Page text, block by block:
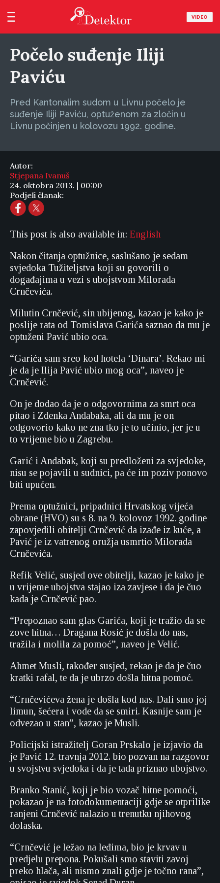
VIDEO
Počelo suđenje Iliji
Paviću
Pred Kantonalim sudom u Livnu počelo je
suđenje Iliji Paviću, optuženom za zločin u
Livnu počinjen u kolovozu 1992. godine.
Autor:
Stjepana Ivanuš
24. oktobra 2013. | 00:00
Podjeli članak:
This post is also available in: English
Nakon čitanja optužnice, saslušano je sedam
svjedoka Tužiteljstva koji su govorili o
događajima u vezi s ubojstvom Milorada
Crnčevića.
Milutin Crnčević, sin ubijenog, kazao je kako je
poslije rata od Tomislava Garića saznao da mu je
optuženi Pavić ubio oca.
“Garića sam sreo kod hotela ‘Dinara’. Rekao mi
je da je Ilija Pavić ubio mog oca”, naveo je
Crnčević.
On je dodao da je o odgovornima za smrt oca
pitao i Zdenka Andabaka, ali da mu je on
odgovorio kako ne zna tko je to učinio, jer je u
to vrijeme bio u Zagrebu.
Garić i Andabak, koji su predloženi za svjedoke,
nisu se pojavili u sudnici, pa će im poziv ponovo
biti upućen.
Prema optužnici, pripadnici Hrvatskog vijeća
obrane (HVO) su s 8. na 9. kolovoz 1992. godine
zapovjedili obitelji Crnčević da izađe iz kuće, a
Pavić je iz vatrenog oružja usmrtio Milorada
Crnčevića.
Refik Velić, susjed ove obitelji, kazao je kako je
u vrijeme ubojstva stajao iza zavjese i da je čuo
kada je Crnčević pao.
“Prepoznao sam glas Garića, koji je tražio da se
zove hitna… Dragana Rosić je došla do nas,
tražila i molila za pomoć”, naveo je Velić.
Ahmet Musli, također susjed, rekao je da je čuo
kratki rafal, te da je ubrzo došla hitna pomoć.
“Crnčevićeva žena je došla kod nas. Dali smo joj
limun, šećera i vode da se smiri. Kasnije sam je
odvezao u stan”, kazao je Musli.
Policijski istražitelj Goran Prskalo je izjavio da
je Pavić 12. travnja 2012. bio pozvan na razgovor
u svojstvu svjedoka i da je tada priznao ubojstvo.
Branko Stanić, koji je bio vozač hitne pomoći,
pokazao je na fotodokumentaciji gdje se otprilike
ranjeni Crnčević nalazio u trenutku njihovog
dolaska.
“Crnčević je ležao na leđima, bio je krvav u
predjelu prepona. Pokušali smo staviti zavoj
preko hlača, ali nismo znali gdje je točno rana”,